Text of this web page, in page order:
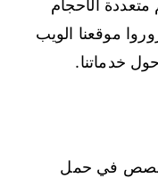
الأحجام
وأكثر، زوروا موقعنا الويب
خدماتنا.
في حمل